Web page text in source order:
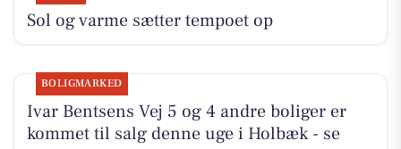
Sol og varme sætter tempoet op
BOLIGMARKED
Ivar Bentsens Vej 5 og 4 andre boliger er
kommet til salg denne uge i Holbæk - se